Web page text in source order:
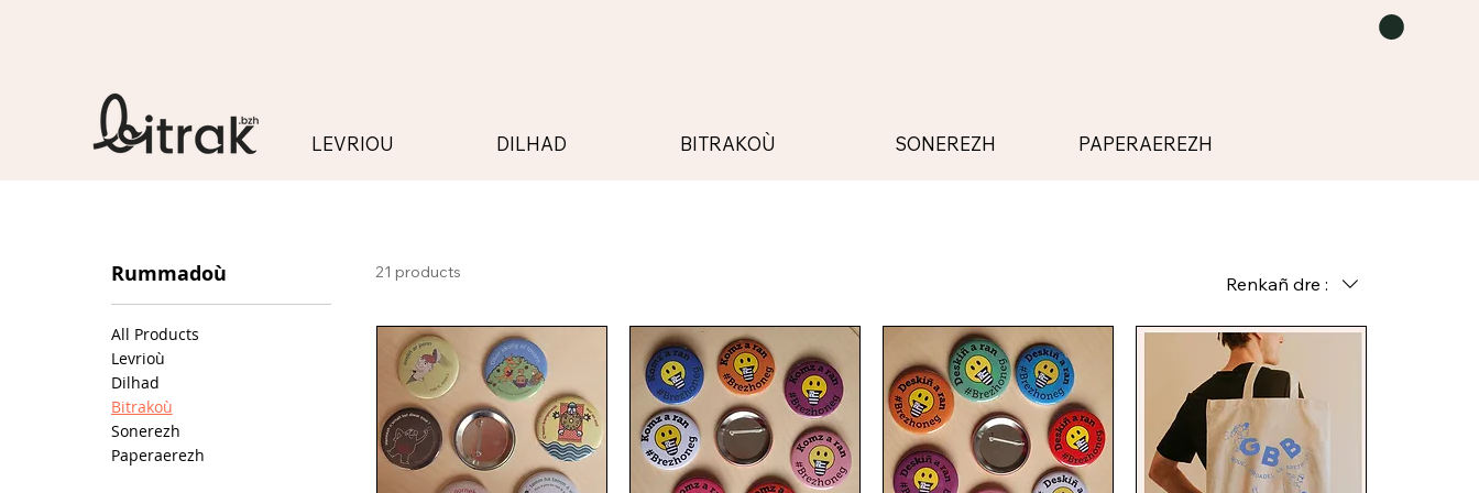
LEVRIOU DILHAD BITRAKOÙ SONEREZH PAPERAEREZH
Rummadoù
All Products
Levrioù
Dilhad
Bitrakoù
Sonerezh
Paperaerezh
21 products
Renkañ dre :